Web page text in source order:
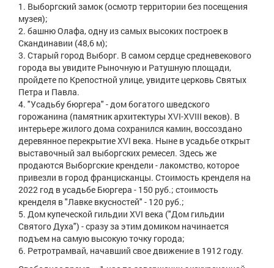
Выборгский замок (осмотр территории без посещения
музея);
башню Олафа, одну из самых высоких построек в
Скандинавии (48,6 м);
Старый город Выборг. В самом сердце средневекового
города вы увидите Рыночную и Ратушную площади,
пройдете по Крепостной улице, увидите церковь Святых
Петра и Павла.
"Усадьбу бюргера" - дом богатого шведского
горожанина (памятник архитектуры XVI-XVIII веков). В
интерьере жилого дома сохранился камин, воссоздано
деревянное перекрытие XVI века. Ныне в усадьбе открыт
выставочный зал выборгских ремесел. Здесь же
продаются Выборгские крендели - лакомство, которое
привезли в город францисканцы. Стоимость кренделя на
2022 год в усадьбе Бюргера - 150 руб.; стоимость
кренделя в "Лавке вкусностей" - 120 руб.;
Дом купеческой гильдии XVI века ("Дом гильдии
Святого Духа") - сразу за этим домиком начинается
подъем на самую высокую точку города;
Ретротрамвай, начавший свое движение в 1912 году.